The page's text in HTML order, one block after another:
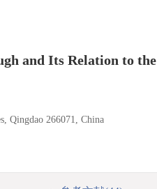
and Its Relation to the
Qingdao 266071, China